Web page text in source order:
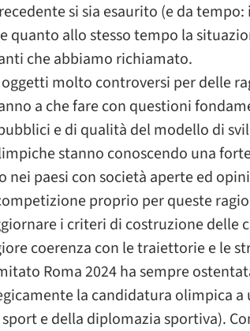
si sia esaurito (e da tempo:
quanto allo stesso tempo la
che abbiamo richiamato.
molto controversi per delle
a che fare con questioni
e di qualità del modello di
stanno conoscendo una
paesi con società aperte ed
proprio per queste
i criteri di costruzione delle
coerenza con le traiettorie e le
Roma 2024 ha sempre
la candidatura olimpica a
e della diplomazia sportiva).